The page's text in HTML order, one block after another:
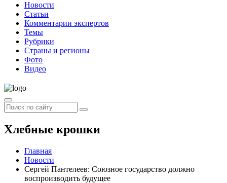
Новости
Статьи
Комментарии экспертов
Темы
Рубрики
Страны и регионы
Фото
Видео
Хлебные крошки
Главная
Новости
Сергей Пантелеев: Союзное государство должно
воспроизводить будущее